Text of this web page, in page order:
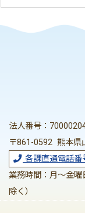
法人番号：
〒861-0592 熊本県
各課直通電話番
業務時間：月～金
除く）